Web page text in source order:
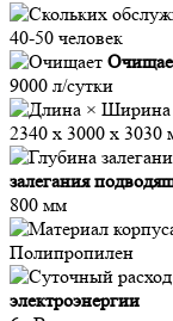
40-50 человек
9000 л/сутки
2340 х 3000 х 3030
залегания
800 мм
Полипропилен
электроэнергии